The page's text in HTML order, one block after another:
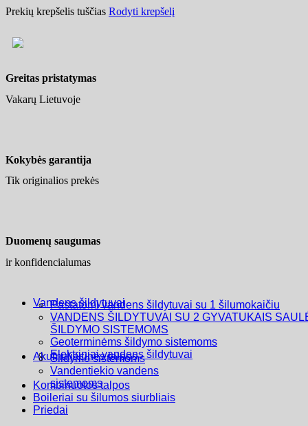
Prekių krepšelis tuščias Rodyti krepšelį
Greitas pristatymas
Vakarų Lietuvoje
Kokybės garantija
Tik originalios prekės
Duomenų saugumas
ir konfidencialumas
Vandens šildytuvai
Pastatomi vandens šildytuvai su 1 šilumokaičiu
VANDENS ŠILDYTUVAI SU 2 GYVATUKAIS
ŠILDYMO SISTEMOMS
Geoterminėms šildymo sistemoms
Elektriniai vandens šildytuvai
Akumuliacinės talpos
Šildymo sistemoms
Vandentiekio vandens
sistemoms
Kombinuotos talpos
Boileriai su šilumos siurbliais
Priedai